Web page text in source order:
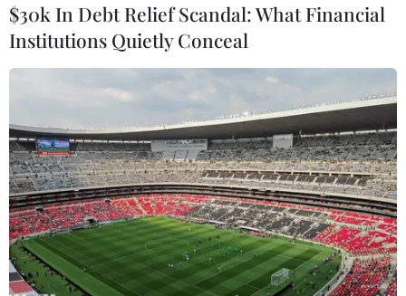
Ba đối tượng bị bắt giữ về hành vi đánh bạc dưới hình thức ghi
số lô, số đề. (Ảnh: TTXVN phát)
Ngày 9/6, thông tin từ Công an tỉnh Lai Châu cho
biết đơn vị vừa phá chuyên án đánh bạc giao
dịch hơn 9 tỷ đồng, bắt giữ 3 đối tượng.
Theo nguồn tin của quần chúng nhân dân, trên
địa bàn thành phố Lai Châu có nhóm đối tượng
$30k In Debt Relief Scandal: What Financial
Institutions Quietly Conceal